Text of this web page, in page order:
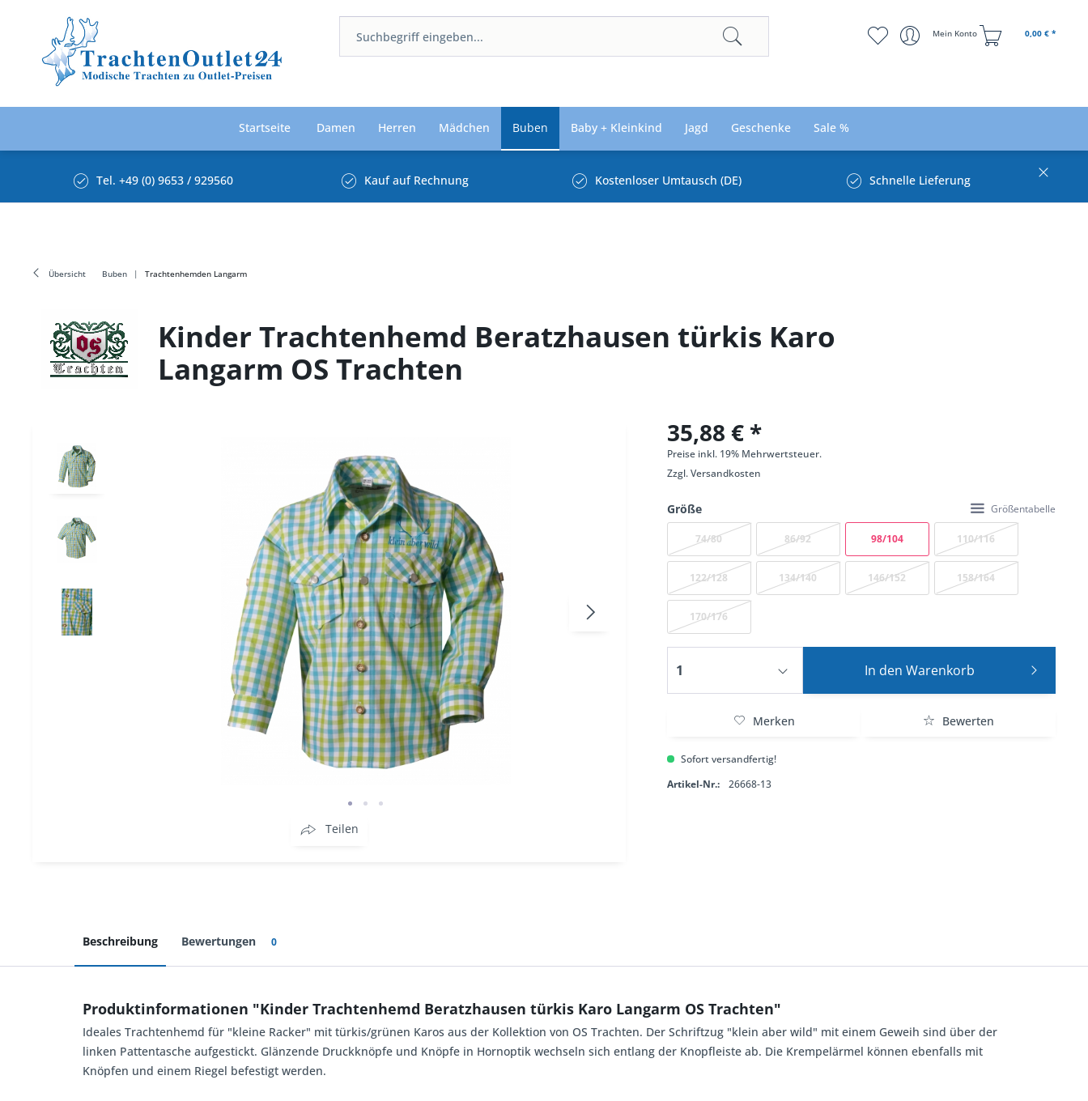
Mein Konto 0,00 € *
Startseite Damen Herren Mädchen Buben Baby + Kleinkind Jagd Geschenke Sale %
Tel. +49 (0) 9653 / 929560 Kauf auf Rechnung Kostenloser Umtausch (DE) Schnelle Lieferung
Übersicht Buben Trachtenhemden Langarm
Kinder Trachtenhemd Beratzhausen türkis Karo
Langarm OS Trachten
Teilen
35,88 € *
Preise inkl. 19% Mehrwertsteuer.
Zzgl.Versandkosten
Größe Größentabelle
74/80 86/92 98/104 110/116
122/128 134/140 146/152 158/164
170/176
In den Warenkorb
Merken Bewerten
Sofort versandfertig!
Artikel-Nr.:
26668-13
Beschreibung Bewertungen 0
Produktinformationen "Kinder Trachtenhemd Beratzhausen türkis Karo Langarm OS Trachten"
Ideales Trachtenhemd für "kleine Racker" mit türkis/grünen Karos aus der Kollektion von OS Trachten. Der Schriftzug "klein aber wild" mit einem Geweih sind über der
linken Pattentasche aufgestickt. Glänzende Druckknöpfe und Knöpfe in Hornoptik wechseln sich entlang der Knopfleiste ab. Die Krempelärmel können ebenfalls mit
Knöpfen und einem Riegel befestigt werden.